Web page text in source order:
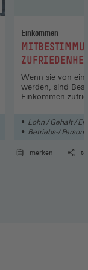
Einkommen
:
Wenn sie von
werden, sind
Einkommen
Lohn / Gehalt /
Betriebs-/
merken